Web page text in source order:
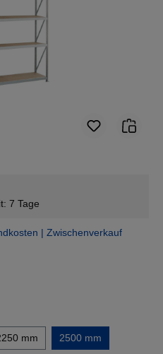
7 Tage
| Zwischenverkauf
mm 2500 mm